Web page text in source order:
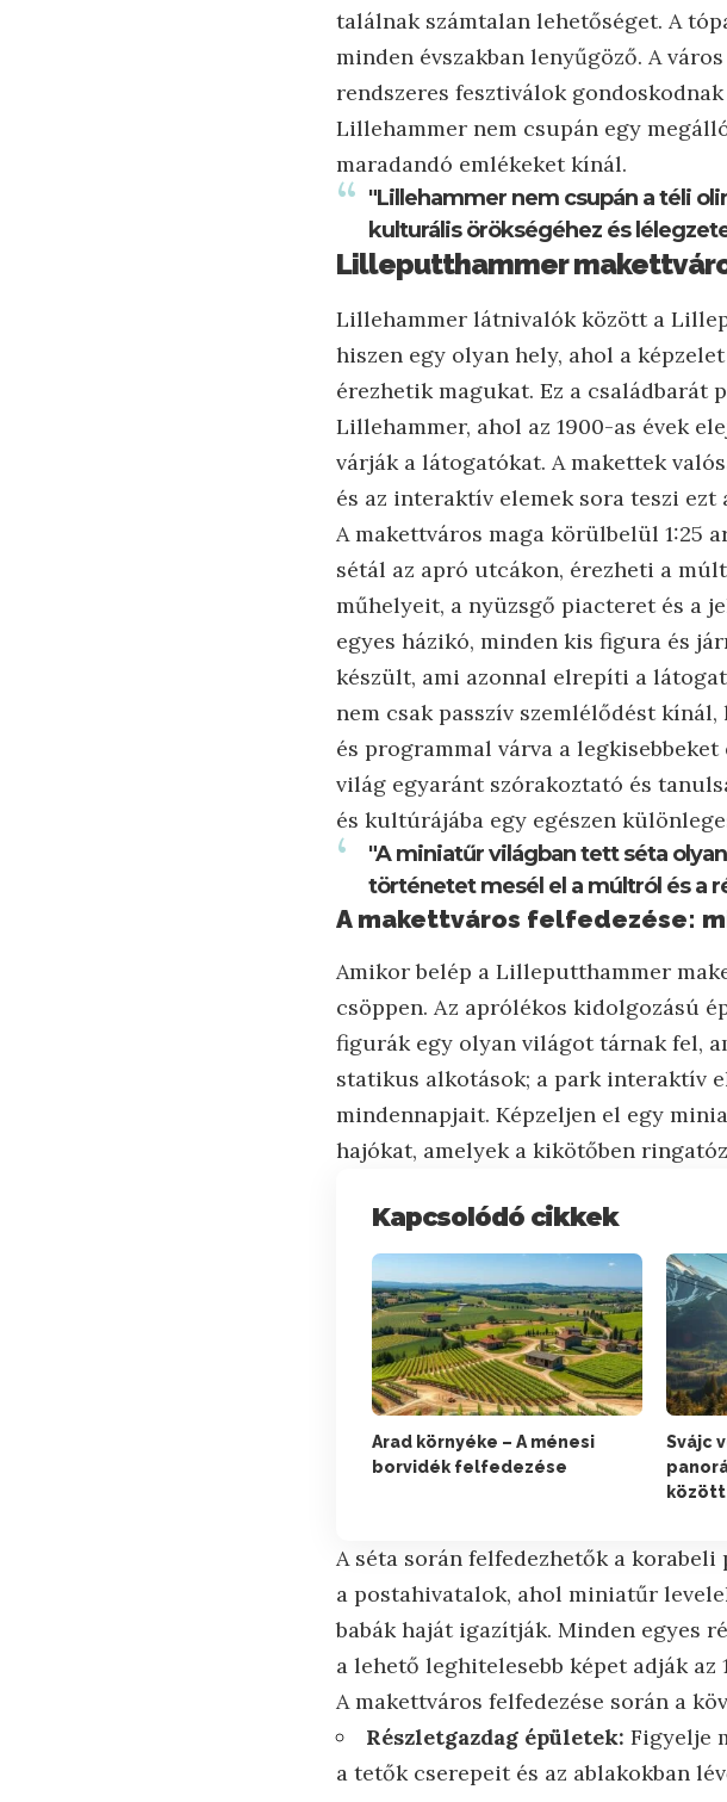
találnak számtalan lehetőséget. A
minden évszakban lenyűgöző. A
rendszeres fesztiválok
Lillehammer nem csupán egy
maradandó emlékeket kínál.
"Lillehammer nem csupán a téli
kulturális örökségéhez és
Lilleputthammer
Lillehammer látnivalók között a
hiszen egy olyan hely, ahol a
érezhetik magukat. Ez a családbarát
Lillehammer, ahol az 1900-as évek
várják a látogatókat. A makettek
és az interaktív elemek sora teszi
A makettváros maga körülbelül 1:25
sétál az apró utcákon, érezheti a
műhelyeit, a nyüzsgő piacteret és a
egyes házikó, minden kis figura és
készült, ami azonnal elrepíti a
nem csak passzív szemlélődést
és programmal várva a
világ egyaránt szórakoztató és
és kultúrájába egy egészen
"A miniatűr világban tett séta
történetet mesél el a múltról és a
A makettváros felfedezése:
Amikor belép a Lilleputthammer
csöppen. Az aprólékos kidolgozású
figurák egy olyan világot tárnak fel,
statikus alkotások; a park interaktív
mindennapjait. Képzeljen el egy
hajókat, amelyek a kikötőben
Kapcsolódó cikkek
Arad környéke – A ménesi
borvidék felfedezése
Svájc
között
A séta során felfedezhetők a
a postahivatalok, ahol miniatűr
babák haját igazítják. Minden egyes
a lehető leghitelesebb képet adják
A makettváros felfedezése során a
Részletgazdag épületek: Figyelje
a tetők cserepeit és az ablakokban